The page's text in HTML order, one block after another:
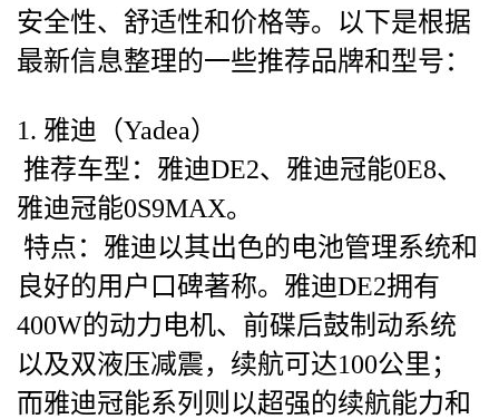
安全性、舒适性和价格等。以下是根据
最新信息整理的一些推荐品牌和型号：
1. 雅迪（Yadea）
推荐车型：雅迪DE2、雅迪冠能0E8、
雅迪冠能0S9MAX。
特点：雅迪以其出色的电池管理系统和
良好的用户口碑著称。雅迪DE2拥有
400W的动力电机、前碟后鼓制动系统
以及双液压减震，续航可达100公里；
而雅迪冠能系列则以超强的续航能力和